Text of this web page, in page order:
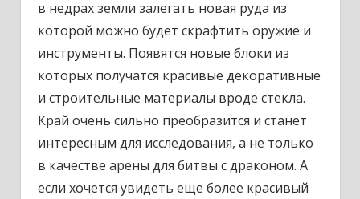
в недрах земли залегать новая руда из
которой можно будет скрафтить оружие и
инструменты. Появятся новые блоки из
которых получатся красивые декоративные
и строительные материалы вроде стекла.
Край очень сильно преобразится и станет
интересным для исследования, а не только
в качестве арены для битвы с драконом. А
если хочется увидеть еще более красивый